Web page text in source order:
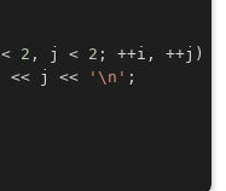
< 2 , j < 2 ; ++i , ++j )
<< j << '\n' ;